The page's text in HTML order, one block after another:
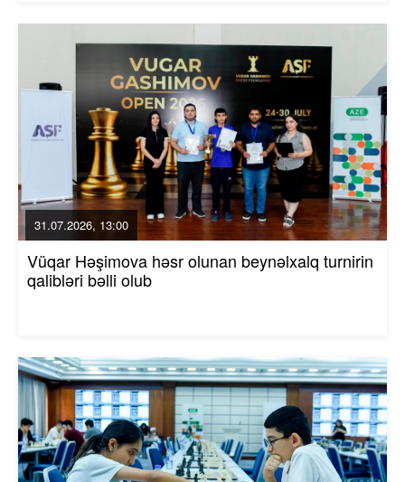
31.07.2026, 13:00
Vüqar Həşimova həsr olunan beynəlxalq turnirin
qalibləri bəlli olub